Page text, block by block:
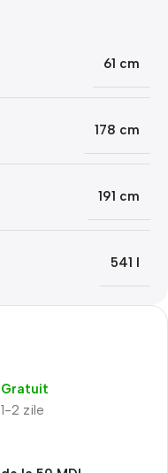
61 cm
178 cm
191 cm
541 l
1-2 zile
Gratuit